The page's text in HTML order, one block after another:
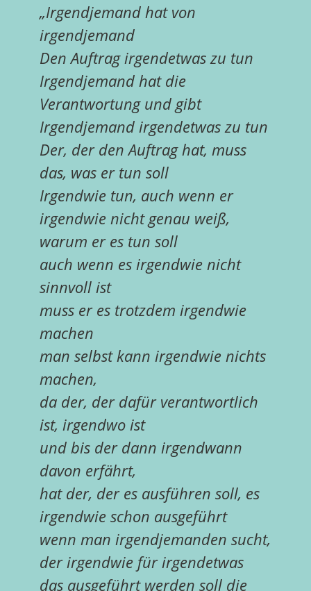
„Irgendjemand hat von
irgendjemand
Den Auftrag irgendetwas zu tun
Irgendjemand hat die
Verantwortung und gibt
Irgendjemand irgendetwas zu tun
Der, der den Auftrag hat, muss
das, was er tun soll
Irgendwie tun, auch wenn er
irgendwie nicht genau weiß,
warum er es tun soll
auch wenn es irgendwie nicht
sinnvoll ist
muss er es trotzdem irgendwie
machen
man selbst kann irgendwie nichts
machen,
da der, der dafür verantwortlich
ist, irgendwo ist
und bis der dann irgendwann
davon erfährt,
hat der, der es ausführen soll, es
irgendwie schon ausgeführt
wenn man irgendjemanden sucht,
der irgendwie für irgendetwas
das ausgeführt werden soll die